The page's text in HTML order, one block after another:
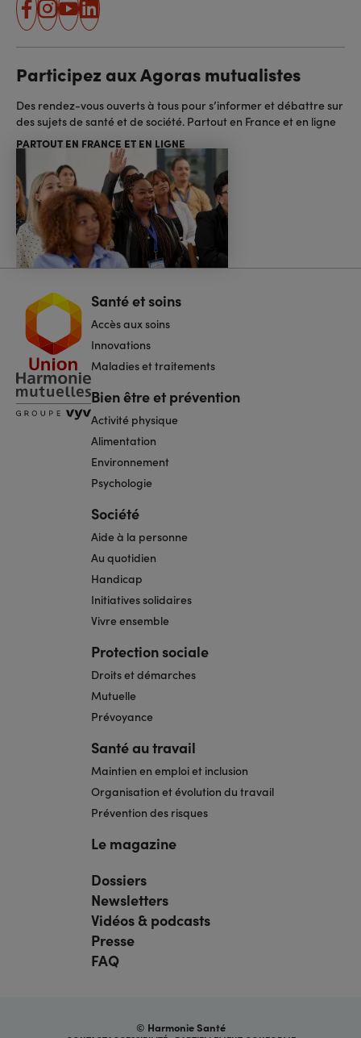
facebook
instagram
youtube
linkedin
Participez aux Agoras mutualistes
Des rendez-vous ouverts à tous pour s’informer et débattre sur
des sujets de santé et de société. Partout en France et en ligne
PARTOUT EN FRANCE ET EN LIGNE
Navigation
de
page
Santé et soins
Accès aux soins
Innovations
Maladies et traitements
Bien être et prévention
Activité physique
Alimentation
Environnement
Psychologie
Société
Aide à la personne
Au quotidien
Handicap
Initiatives solidaires
Vivre ensemble
Protection sociale
Droits et démarches
Mutuelle
Prévoyance
Santé au travail
Maintien en emploi et inclusion
Organisation et évolution du travail
Prévention des risques
Le magazine
Navigation
pied
de
page
bis
Dossiers
Newsletters
Vidéos & podcasts
Presse
FAQ
© Harmonie Santé